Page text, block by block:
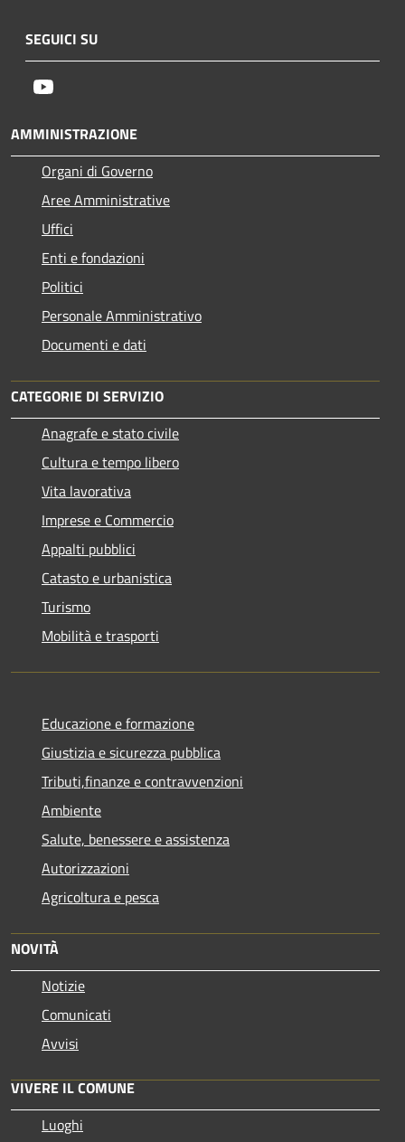
SEGUICI SU
AMMINISTRAZIONE
Organi di Governo
Aree Amministrative
Uffici
Enti e fondazioni
Politici
Personale Amministrativo
Documenti e dati
CATEGORIE DI SERVIZIO
Anagrafe e stato civile
Cultura e tempo libero
Vita lavorativa
Imprese e Commercio
Appalti pubblici
Catasto e urbanistica
Turismo
Mobilità e trasporti
Educazione e formazione
Giustizia e sicurezza pubblica
Tributi,finanze e contravvenzioni
Ambiente
Salute, benessere e assistenza
Autorizzazioni
Agricoltura e pesca
NOVITÀ
Notizie
Comunicati
Avvisi
VIVERE IL COMUNE
Luoghi